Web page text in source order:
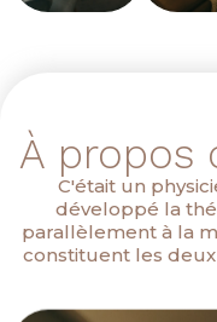
À propos
C'était un
développé la
parallèlement à la
constituent les